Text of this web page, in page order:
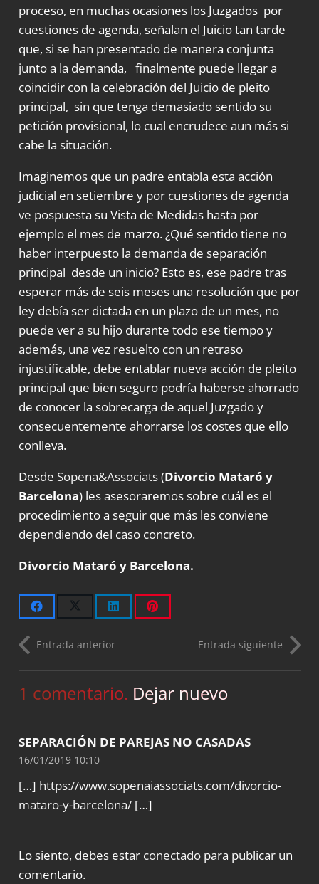
proceso, en muchas ocasiones los Juzgados por
cuestiones de agenda, señalan el Juicio tan tarde
que, si se han presentado de manera conjunta
junto a la demanda, finalmente puede llegar a
coincidir con la celebración del Juicio de pleito
principal, sin que tenga demasiado sentido su
petición provisional, lo cual encrudece aun más si
cabe la situación.
Imaginemos que un padre entabla esta acción
judicial en setiembre y por cuestiones de agenda
ve pospuesta su Vista de Medidas hasta por
ejemplo el mes de marzo. ¿Qué sentido tiene no
haber interpuesto la demanda de separación
principal desde un inicio? Esto es, ese padre tras
esperar más de seis meses una resolución que por
ley debía ser dictada en un plazo de un mes, no
puede ver a su hijo durante todo ese tiempo y
además, una vez resuelto con un retraso
injustificable, debe entablar nueva acción de pleito
principal que bien seguro podría haberse ahorrado
de conocer la sobrecarga de aquel Juzgado y
consecuentemente ahorrarse los costes que ello
conlleva.
Desde Sopena&Associats(Divorcio Mataró y
Barcelona) les asesoraremos sobre cuál es el
procedimiento a seguir que más les conviene
dependiendo del caso concreto.
Divorcio Mataró y Barcelona.
Entrada anterior Entrada siguiente
1 comentario. Dejar nuevo
SEPARACIÓN DE PAREJAS NO CASADAS
16/01/2019 10:10
[…] https://www.sopenaiassociats.com/divorcio-
mataro-y-barcelona/[…]
Lo siento, debes estar conectadopara publicar un
comentario.